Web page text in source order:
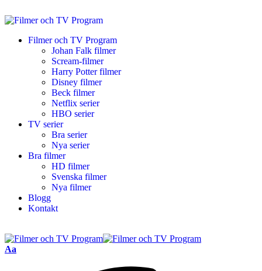
Filmer och TV Program
Johan Falk filmer
Scream-filmer
Harry Potter filmer
Disney filmer
Beck filmer
Netflix serier
HBO serier
TV serier
Bra serier
Nya serier
Bra filmer
HD filmer
Svenska filmer
Nya filmer
Blogg
Kontakt
Aa